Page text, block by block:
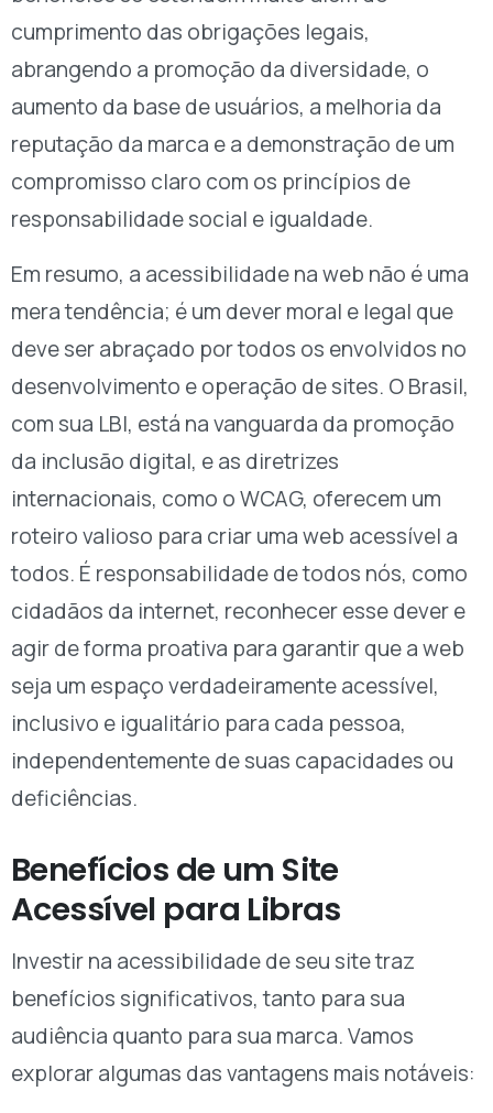
cumprimento das obrigações legais,
abrangendo a promoção da diversidade, o
aumento da base de usuários, a melhoria da
reputação da marca e a demonstração de um
compromisso claro com os princípios de
responsabilidade social e igualdade.
Em resumo, a acessibilidade na web não é uma
mera tendência; é um dever moral e legal que
deve ser abraçado por todos os envolvidos no
desenvolvimento e operação de sites. O Brasil,
com sua LBI, está na vanguarda da promoção
da inclusão digital, e as diretrizes
internacionais, como o WCAG, oferecem um
roteiro valioso para criar uma web acessível a
todos. É responsabilidade de todos nós, como
cidadãos da internet, reconhecer esse dever e
agir de forma proativa para garantir que a web
seja um espaço verdadeiramente acessível,
inclusivo e igualitário para cada pessoa,
independentemente de suas capacidades ou
deficiências.
Benefícios de um Site
Acessível para Libras
Investir na acessibilidade de seu site traz
benefícios significativos, tanto para sua
audiência quanto para sua marca. Vamos
explorar algumas das vantagens mais notáveis: